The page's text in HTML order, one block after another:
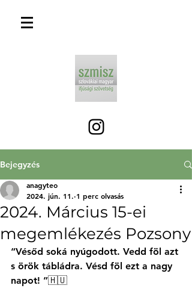
Bejegyzés
2024. Március 15-ei
megemlékezés Pozsony
anagyteo
2024. jún. 11. 1 perc olvasás
“Vésőd soká nyúgodott. Vedd föl azt
s örök tábládra. Vésd föl ezt a nagy
napot! ”🇭🇺